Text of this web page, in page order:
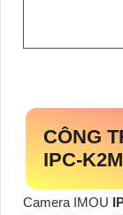
CÔNG
IPC-
Camera IMOU